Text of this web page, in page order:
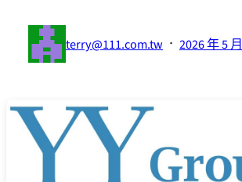
terry@111.com.tw · 2026 年 5